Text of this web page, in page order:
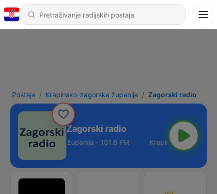
Postaje Krapinsko-zagorska županija Zagorski radio
Zagorski radio
zagorska županija - 101.6 FM